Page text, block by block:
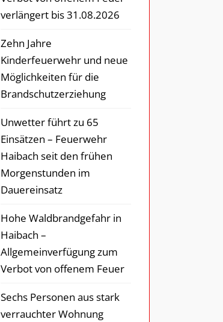
verlängert bis 31.08.2026
Zehn Jahre
Kinderfeuerwehr und neue
Möglichkeiten für die
Brandschutzerziehung
Unwetter führt zu 65
Einsätzen – Feuerwehr
Haibach seit den frühen
Morgenstunden im
Dauereinsatz
Hohe Waldbrandgefahr in
Haibach –
Allgemeinverfügung zum
Verbot von offenem Feuer
Sechs Personen aus stark
verrauchter Wohnung